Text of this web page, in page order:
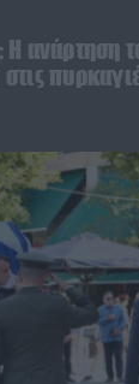
ανάρτηση